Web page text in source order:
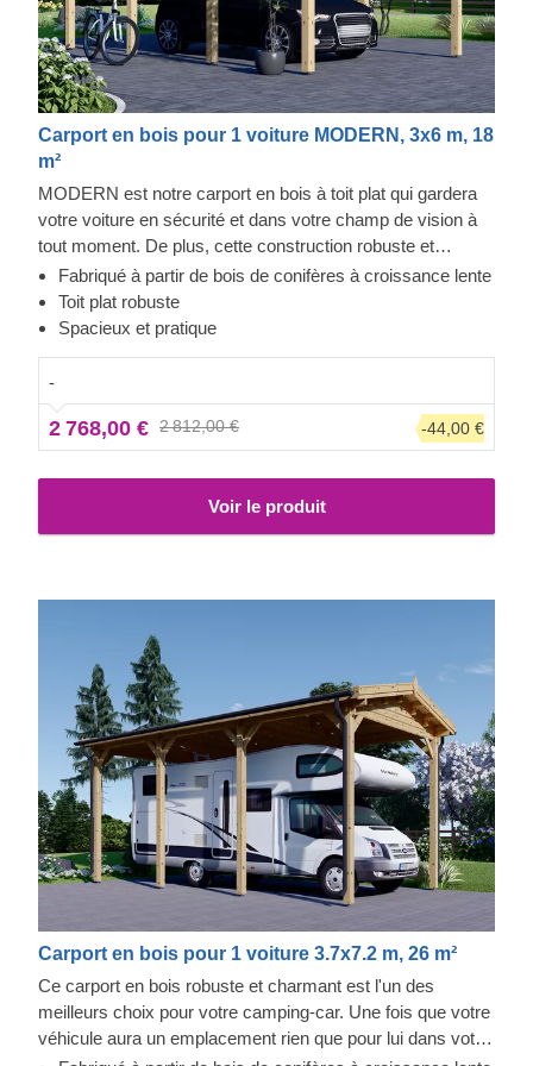
Carport en bois pour 1 voiture MODERN, 3x6 m, 18
m²
MODERN est notre carport en bois à toit plat qui gardera
votre voiture en sécurité et dans votre champ de vision à
tout moment. De plus, cette construction robuste et
spacieuse prodiguera à votre voiture la protection solide
dont elle a besoin. Que vous souhaitiez disposer d'une
place de stationnement dédiée ou d'un ajout élégant à votre
temps. Maintenant, garer votre voiture sera rapide et
pratique, et vous préparer à aller faire un tour vous
demandera moins d'efforts, car votre voiture restera propre
et bien rangée.
Fabriqué à partir de bois de conifères à croissance lente
Toit plat robuste
Spacieux et pratique
-
2 768,00 € 2 812,00 € -44,00 €
Voir le produit
Carport en bois pour 1 voiture 3.7x7.2 m, 26 m²
Ce carport en bois robuste et charmant est l'un des
meilleurs choix pour votre camping-car. Une fois que votre
véhicule aura un emplacement rien que pour lui dans votre